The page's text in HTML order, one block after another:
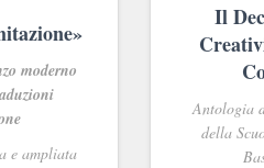
moderno
e ampliata
Il
Antologia
della